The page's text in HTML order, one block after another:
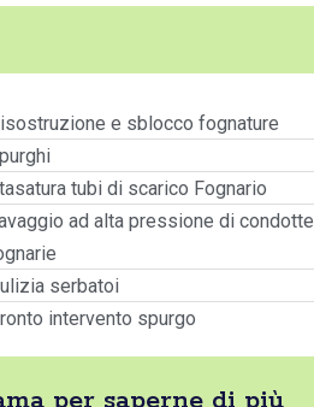
e sblocco fognature
tubi di scarico Fognario
ad alta pressione di condotte
serbatoi
intervento spurgo